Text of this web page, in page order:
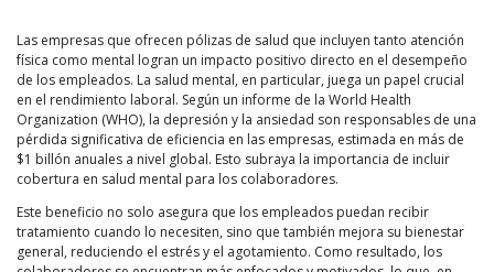
Las empresas que ofrecen pólizas de salud que incluyen tanto atención
física como mental logran un impacto positivo directo en el desempeño
de los empleados. La salud mental, en particular, juega un papel crucial
en el rendimiento laboral. Según un informe de la World Health
Organization (WHO), la depresión y la ansiedad son responsables de una
pérdida significativa de eficiencia en las empresas, estimada en más de
$1 billón anuales a nivel global. Esto subraya la importancia de incluir
cobertura en salud mental para los colaboradores.
Este beneficio no solo asegura que los empleados puedan recibir
tratamiento cuando lo necesiten, sino que también mejora su bienestar
general, reduciendo el estrés y el agotamiento. Como resultado, los